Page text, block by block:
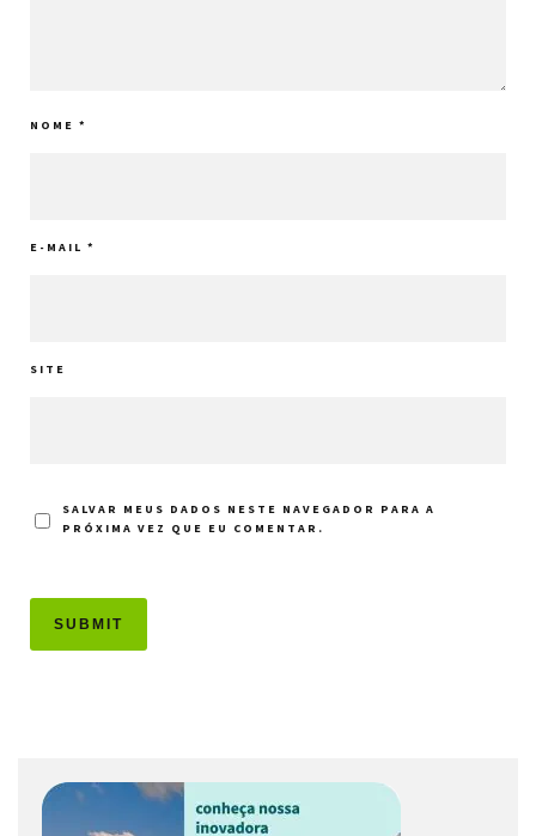
NOME *
E-MAIL *
SITE
SALVAR MEUS DADOS NESTE NAVEGADOR PARA A
PRÓXIMA VEZ QUE EU COMENTAR.